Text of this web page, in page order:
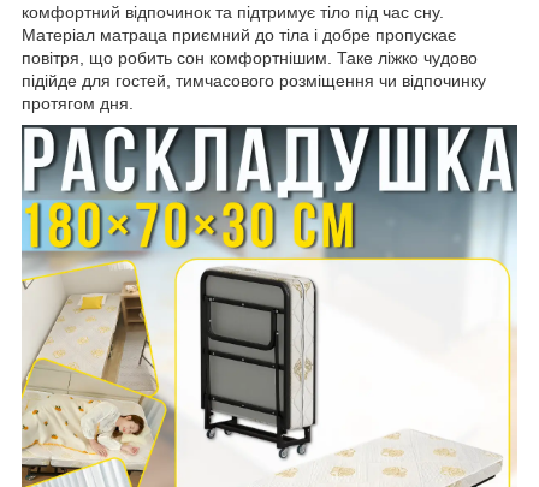
комфортний відпочинок та підтримує тіло під час сну.
Матеріал матраца приємний до тіла і добре пропускає
повітря, що робить сон комфортнішим. Таке ліжко чудово
підійде для гостей, тимчасового розміщення чи відпочинку
протягом дня.